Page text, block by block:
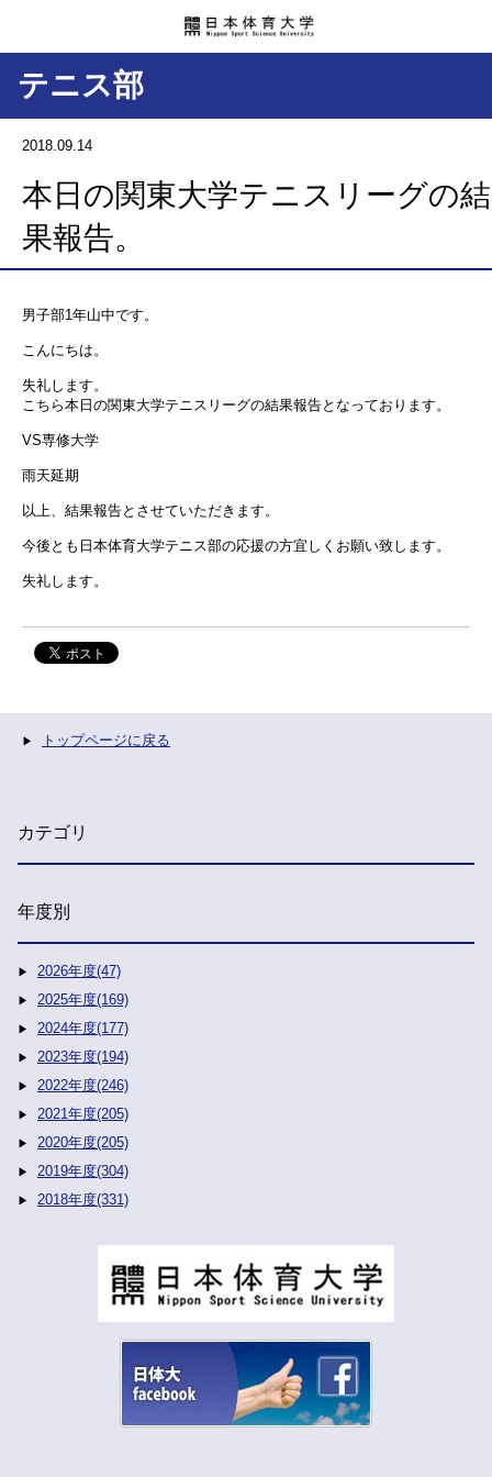
テニス部
2018.09.14
本日の関東大学テニスリーグの結
果報告。
男子部1年山中です。
こんにちは。
失礼します。
こちら本日の関東大学テニスリーグの結果報告となっております。
VS専修大学
雨天延期
以上、結果報告とさせていただきます。
今後とも日本体育大学テニス部の応援の方宜しくお願い致します。
失礼します。
トップページに戻る
カテゴリ
年度別
2026年度(47)
2025年度(169)
2024年度(177)
2023年度(194)
2022年度(246)
2021年度(205)
2020年度(205)
2019年度(304)
2018年度(331)